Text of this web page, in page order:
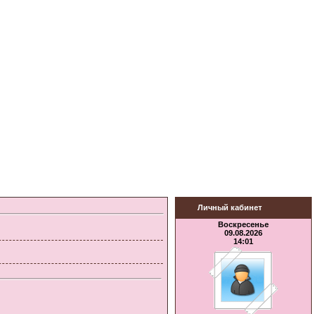
Личный кабинет
Воскресенье
09.08.2026
14:01